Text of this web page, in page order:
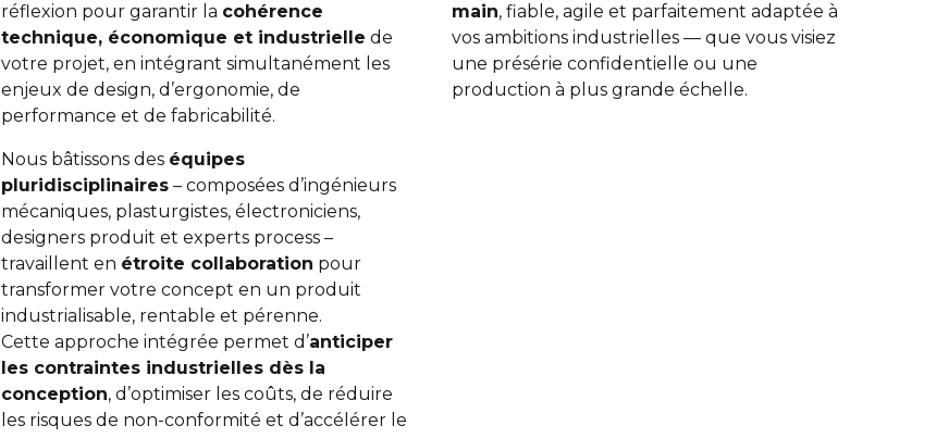
réflexion pour garantir la cohérence
technique, économique et industrielle de
votre projet, en intégrant simultanément les
enjeux de design, d’ergonomie, de
performance et de fabricabilité.
Nous bâtissons des équipes
pluridisciplinaires – composées d’ingénieurs
mécaniques, plasturgistes, électroniciens,
designers produit et experts process –
travaillent en étroite collaboration pour
transformer votre concept en un produit
industrialisable, rentable et pérenne.
Cette approche intégrée permet d’anticiper
les contraintes industrielles dès la
conception, d’optimiser les coûts, de réduire
les risques de non-conformité et d’accélérer le
main, fiable, agile et parfaitement adaptée à
vos ambitions industrielles — que vous visiez
une présérie confidentielle ou une
production à plus grande échelle.